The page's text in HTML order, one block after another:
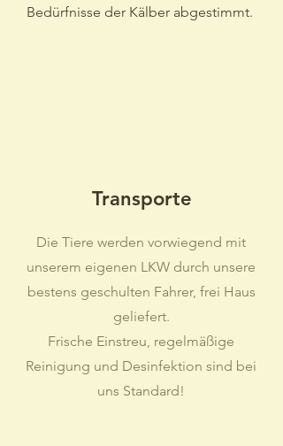
Bedürfnisse der Kälber abgestimmt.
Transporte
Die Tiere werden vorwiegend mit
unserem eigenen LKW durch unsere
bestens geschulten Fahrer, frei Haus
geliefert.
Frische Einstreu, regelmäßige
Reinigung und Desinfektion sind bei
uns Standard!